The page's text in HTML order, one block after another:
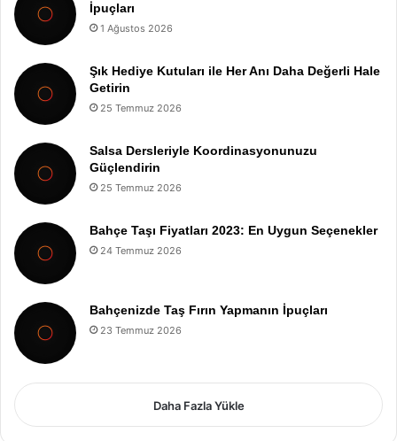
İpuçları
1 Ağustos 2026
Şık Hediye Kutuları ile Her Anı Daha Değerli Hale
Getirin
25 Temmuz 2026
Salsa Dersleriyle Koordinasyonunuzu
Güçlendirin
25 Temmuz 2026
Bahçe Taşı Fiyatları 2023: En Uygun Seçenekler
24 Temmuz 2026
Bahçenizde Taş Fırın Yapmanın İpuçları
23 Temmuz 2026
Daha Fazla Yükle